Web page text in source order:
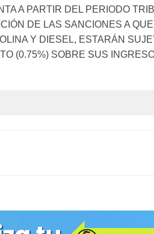
A PARTIR DEL PERIODO
DE LAS SANCIONES A
Y DIESEL, ESTARÁN
(0.75%) SOBRE SUS